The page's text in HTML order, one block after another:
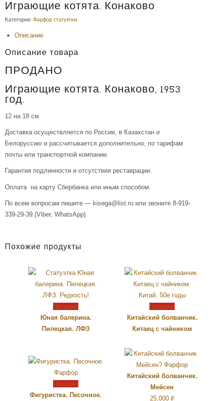
Играющие котята. Конаково
Категория: Фарфор статуэтки.
Описание
Описание товара
ПРОДАНО
Играющие котята. Конаково, 1953
год.
12 на 18 см
Доставка осуществляется по России, в Казахстан и
Белоруссию и рассчитывается дополнительно, по тарифам
почты или транспортной компании.
Гарантия подлинности и отсутствия реставрации.
Оплата на карту Сбербанка или иным способом.
По всем вопросам пишите — kisega@list.ru или звоните 8-919-
339-29-39 (Viber, WhatsApp)
Похожие продукты
Продано
Юная балерина.
Пилецкая. ЛФЗ
Продано
Китайский болванчик.
Китаец с чайником
Продано
Фигуристка. Песочное.
Китайский болванчик.
Мейсен
25,000 Р